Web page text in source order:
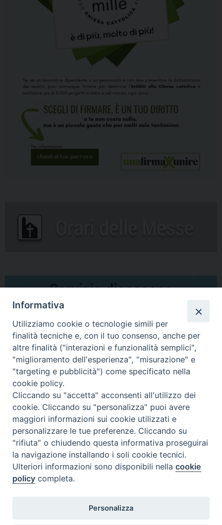
Comunicati Stampa
Il cordoglio dei Vescovi di Puglia per la morte di S.E.R. Mons. Agostino
Superbo
Nasce la Consulta Diocesana delle Aggregazioni Laicali di Castellaneta
Archivio comunicati stampa
2026 © Diocesi di Castellaneta
Informativa
Utilizziamo cookie o tecnologie simili per
finalità tecniche e, con il tuo consenso, anche per
altre finalità ("interazioni e funzionalità semplici",
"miglioramento dell'esperienza", "misurazione" e
"targeting e pubblicità") come specificato nella
cookie policy.
Cliccando su "accetta" acconsenti all'utilizzo dei
cookie. Cliccando su "personalizza" puoi avere
maggiori informazioni sui cookie utilizzati e
personalizzare le tue preferenze. Cliccando su
"rifiuta" o chiudendo questa informativa proseguirai
la navigazione installando i soli cookie tecnici.
Ulteriori informazioni sono disponibili nellacookie
policy completa.
Personalizza